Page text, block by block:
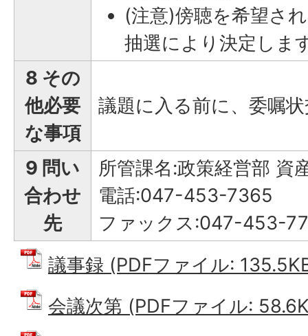
(注意)傍聴を希望さ
抽選により決定しま
8 その
他必要
な事項
議題に入る前に、委嘱
9 問い
合わせ
先
所管課名:政策経営部 資
電話:047-453-7365
ファックス:047-453-
議事録 (PDFファイル:
会議次第 (PDFファイル: